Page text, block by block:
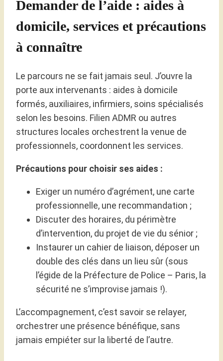
Demander de l’aide : aides à
domicile, services et précautions
à connaître
Le parcours ne se fait jamais seul. J’ouvre la
porte aux intervenants : aides à domicile
formés, auxiliaires, infirmiers, soins spécialisés
selon les besoins. Filien ADMR ou autres
structures locales orchestrent la venue de
professionnels, coordonnent les services.
Précautions pour choisir ses aides :
Exiger un numéro d’agrément, une carte
professionnelle, une recommandation ;
Discuter des horaires, du périmètre
d’intervention, du projet de vie du sénior ;
Instaurer un cahier de liaison, déposer un
double des clés dans un lieu sûr (sous
l’égide de la Préfecture de Police – Paris, la
sécurité ne s’improvise jamais !).
L’accompagnement, c’est savoir se relayer,
orchestrer une présence bénéfique, sans
jamais empiéter sur la liberté de l’autre.